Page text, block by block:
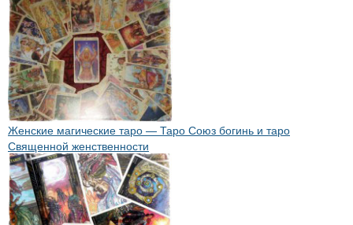
Женские магические таро — Таро Союз богинь и таро
Священной женственности